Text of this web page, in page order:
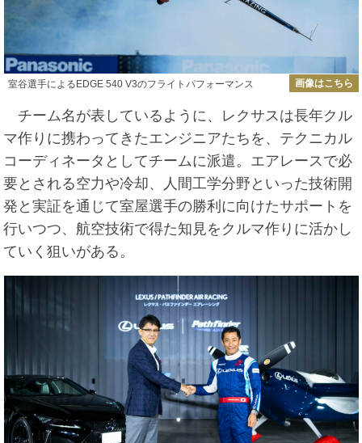
室谷選手によるEDGE 540 V3のフライトパフォーマンス 画像はこちら
チーム名が表しているように、レクサスは長年クル
マ作りに携わってきたエンジニアたちを、テクニカル
コーディネータとしてチームに派遣。エアレースで必
要とされる空力や冷却、人間工学分野といった技術開
発と実証を通じて室屋選手の勝利に向けたサポートを
行いつつ、航空技術で得た知見をクルマ作りに活かし
ていく狙いがある。